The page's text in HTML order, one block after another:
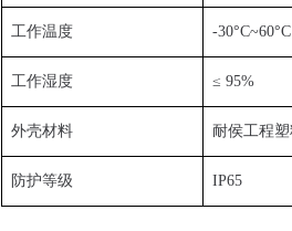
工作温度 -30°C~60°C
工作湿度 ≤ 95%
外壳材料 耐侯工程
防护等级 IP65